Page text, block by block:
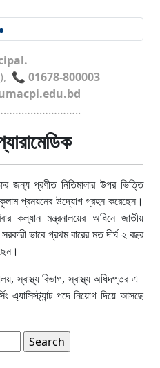
📞 01678-800003
জন্য প্রণীত নিতিমালার উপর ভিত্তি
প্রনয়নের উদ্যোগ গ্রহন করেছেন।
কল্যান মন্ত্রনালয়ের অধিনে জাতীয়
ভাবে প্রথম বারের মত দীর্ঘ ২ বছর
স্বাস্থ্য বিভাগ, স্বাস্থ্য অধিদপ্তর এ
এ্যাসিস্ট্যান্ট পদে নিয়োগ দিয়ে আসছে